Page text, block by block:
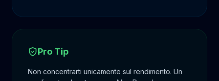
Pro Tip
Non concentrarti unicamente sul rendimento. Un